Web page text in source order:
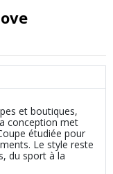
et boutiques,
conception met
étudiée pour
Le style reste
du sport à la